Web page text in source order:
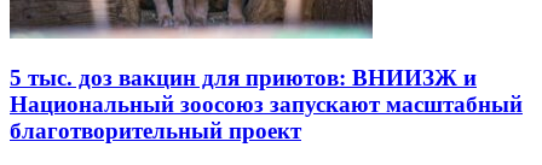
5 тыс. доз вакцин для приютов: ВНИИЗЖ и
Национальный зоосоюз запускают масштабный
благотворительный проект